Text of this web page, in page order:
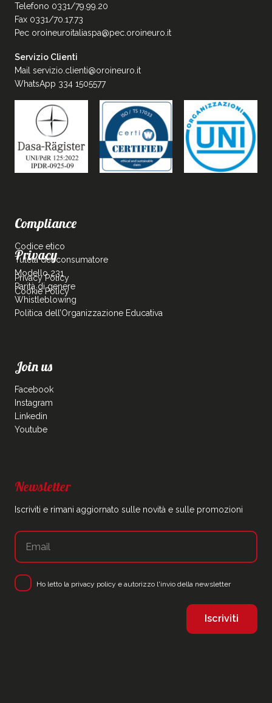
Telefono 0331/79.99.20
Fax 0331/70.17.73
Pec oroineuroitaliaspa@pec.oroineuro.it
Servizio Clienti
Mail servizio.clienti@oroineuro.it
WhatsApp 334 1505577
Compliance
Codice etico
Tutela del consumatore
Modello 231
Parità di genere
Whistleblowing
Politica dell’Organizzazione Educativa
Privacy
Privacy Policy
Cookie Policy
Join us
Facebook
Instagram
Linkedin
Youtube
Newsletter
Iscriviti e rimani aggiornato sulle novità e sulle promozioni
Ho letto la privacy policy e autorizzo l'invio della newsletter